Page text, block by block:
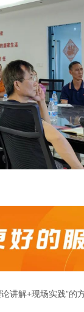
讲解+现场实践”的